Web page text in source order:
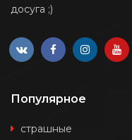
досуга ;)
Популярное
страшные